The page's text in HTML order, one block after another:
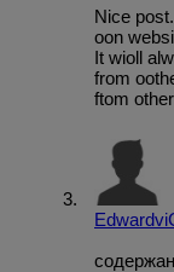
Nice
oon
It wioll
from
ftom